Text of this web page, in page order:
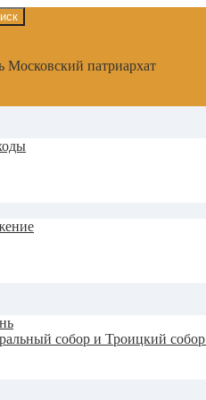
Московский патриархат
собор и Троицкий собор